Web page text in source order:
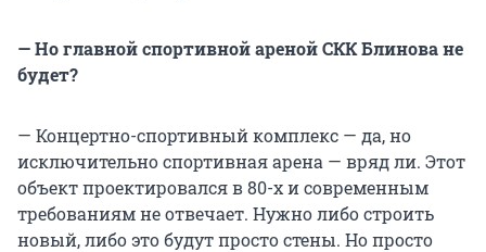
— Но главной спортивной ареной СКК Блинова не
будет?
— Концертно-спортивный комплекс — да, но
исключительно спортивная арена — вряд ли. Этот
объект проектировался в 80-х и современным
требованиям не отвечает. Нужно либо строить
новый, либо это будут просто стены. Но просто